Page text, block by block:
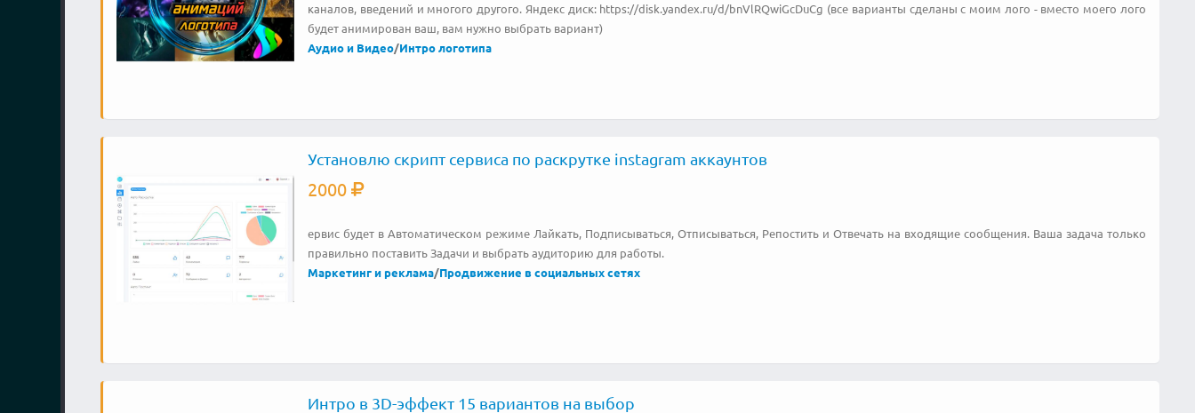
каналов, введений и многого другого. Яндекс диск: https://disk.yandex.ru/d/bnVlRQwiGcDuCg (все варианты сделаны с моим лого - вместо моего лого
будет анимирован ваш, вам нужно выбрать вариант)
Аудио и Видео/Интро логотипа
Установлю скрипт сервиса по раскрутке instagram аккаунтов
2000
ервис будет в Автоматическом режиме Лайкать, Подписываться, Отписываться, Репостить и Отвечать на входящие сообщения. Ваша задача только
правильно поставить Задачи и выбрать аудиторию для работы.
Маркетинг и реклама/Продвижение в социальных сетях
Интро в 3D-эффект 15 вариантов на выбор